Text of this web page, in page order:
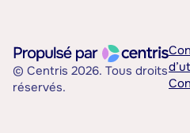
© Centris 2026. Tous droits
réservés.